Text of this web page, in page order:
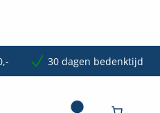
30 dagen bedenktijd